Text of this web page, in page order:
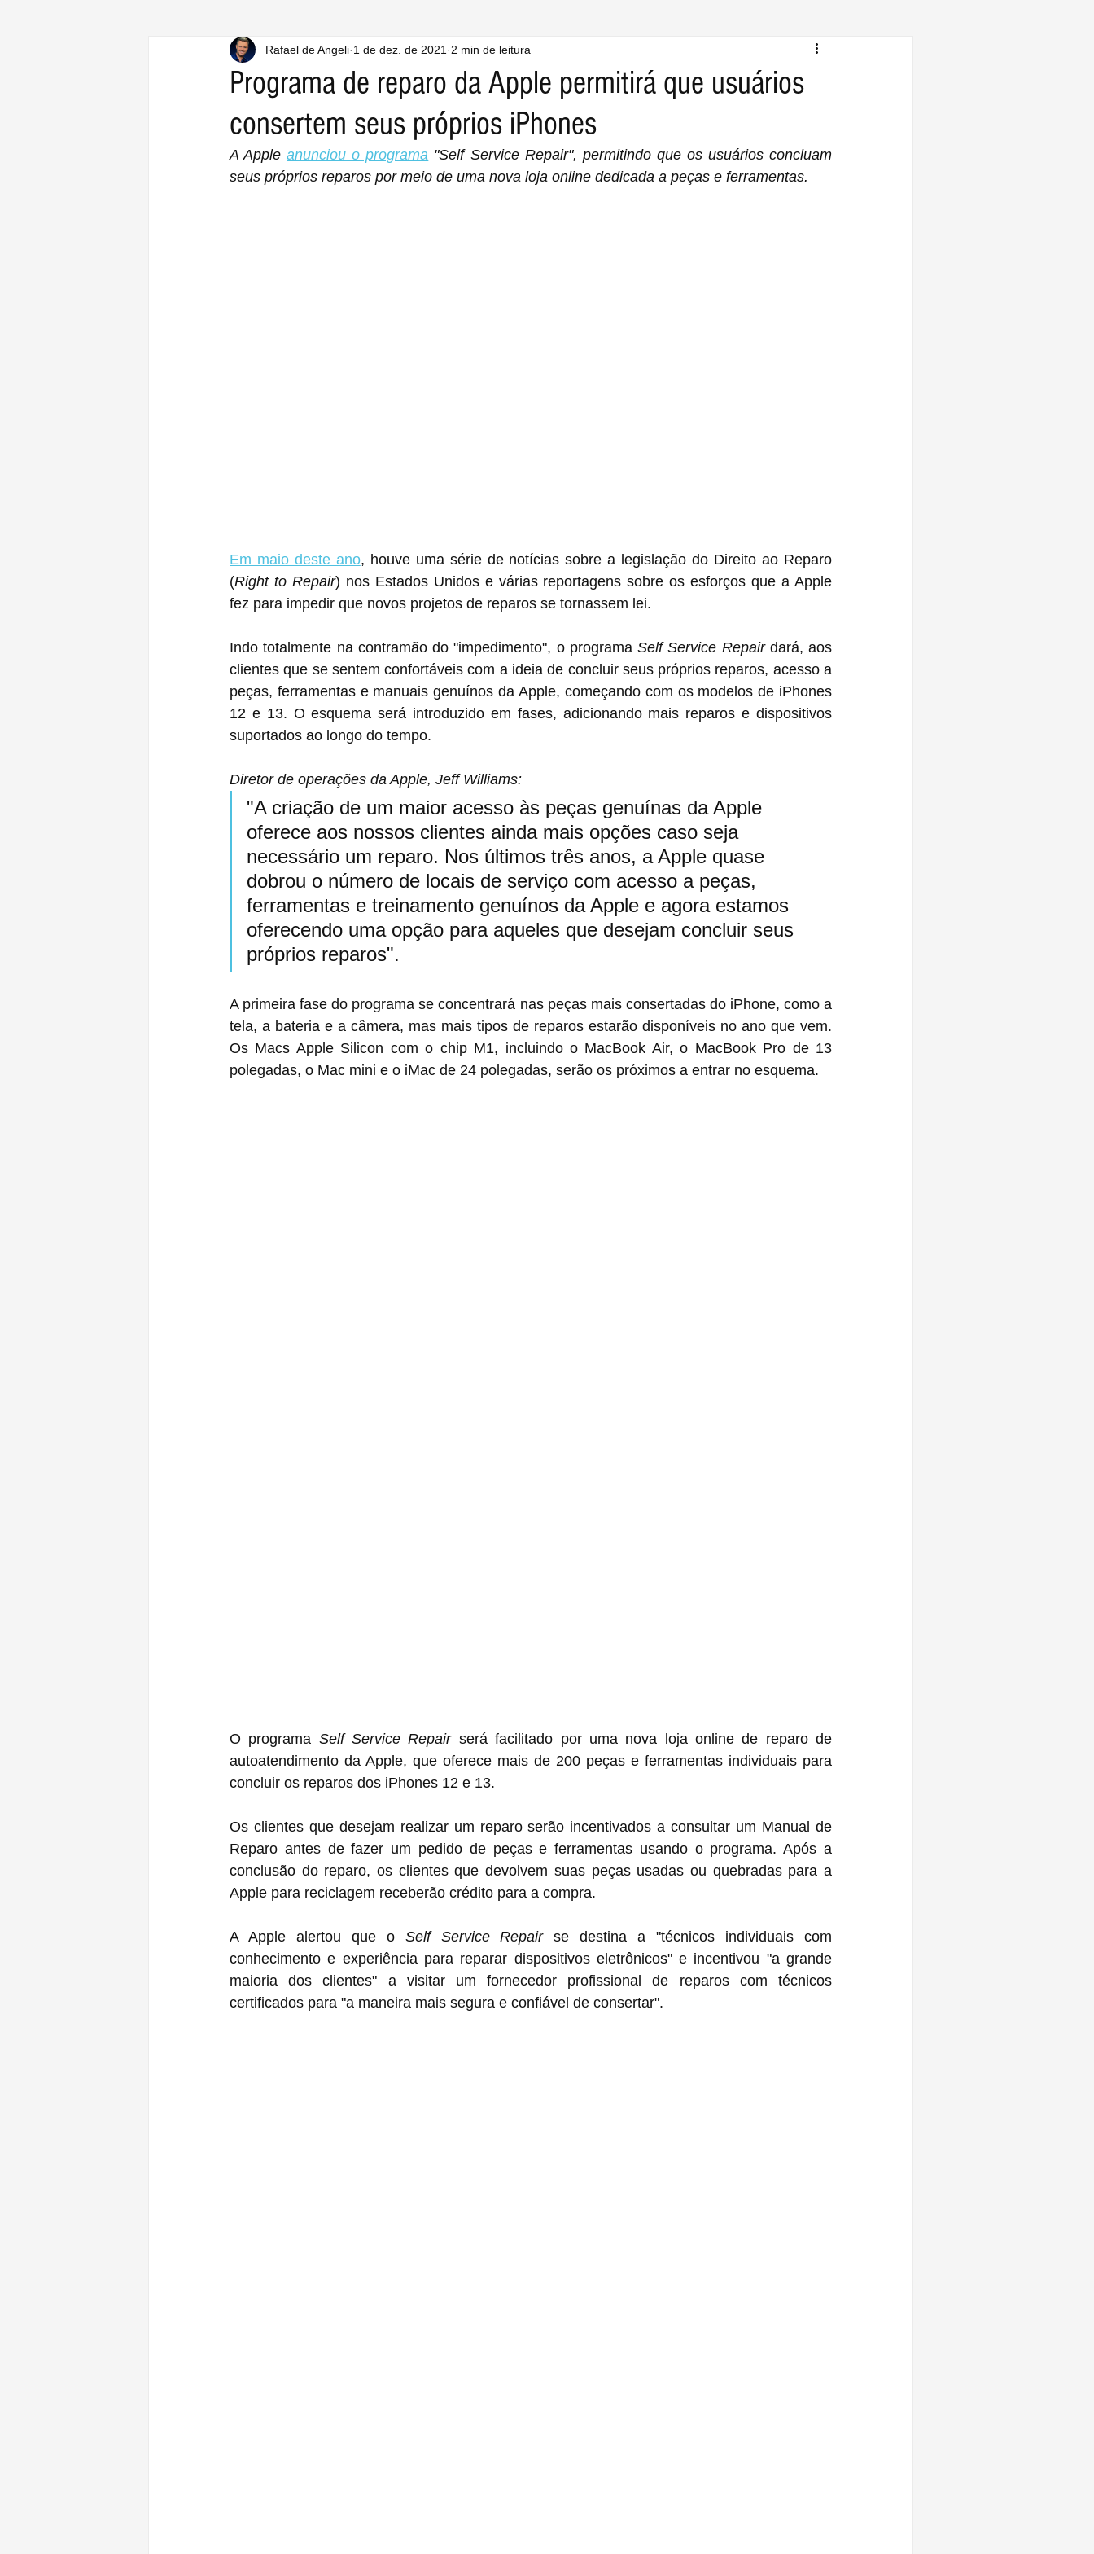
Programa de reparo da Apple permitirá que usuários
consertem seus próprios iPhones
Rafael de Angeli 1 de dez. de 2021 2 min de leitura
A Apple anunciou o programa "Self Service Repair", permitindo que os usuários concluam
seus próprios reparos por meio de uma nova loja online dedicada a peças e ferramentas.
Em maio deste ano, houve uma série de notícias sobre a legislação do Direito ao Reparo
(Right to Repair) nos Estados Unidos e várias reportagens sobre os esforços que a Apple
fez para impedir que novos projetos de reparos se tornassem lei.
Indo totalmente na contramão do "impedimento", o programa Self Service Repair dará, aos
clientes que se sentem confortáveis ​​com a ideia de concluir seus próprios reparos, acesso a
peças, ferramentas e manuais genuínos da Apple, começando com os modelos de iPhones
12 e 13. O esquema será introduzido em fases, adicionando mais reparos e dispositivos
suportados ao longo do tempo.
Diretor de operações da Apple, Jeff Williams:
"A criação de um maior acesso às peças genuínas da Apple
oferece aos nossos clientes ainda mais opções caso seja
necessário um reparo. Nos últimos três anos, a Apple quase
dobrou o número de locais de serviço com acesso a peças,
ferramentas e treinamento genuínos da Apple e agora estamos
oferecendo uma opção para aqueles que desejam concluir seus
próprios reparos".
A primeira fase do programa se concentrará nas peças mais consertadas do iPhone, como a
tela, a bateria e a câmera, mas mais tipos de reparos estarão disponíveis no ano que vem.
Os Macs Apple Silicon com o chip M1, incluindo o MacBook Air, o MacBook Pro de 13
polegadas, o Mac mini e o iMac de 24 polegadas, serão os próximos a entrar no esquema.
O programa Self Service Repair será facilitado por uma nova loja online de reparo de
autoatendimento da Apple, que oferece mais de 200 peças e ferramentas individuais para
concluir os reparos dos ‌iPhones 12‌ e ‌13‌.
Os clientes que desejam realizar um reparo serão incentivados a consultar um Manual de
Reparo antes de fazer um pedido de peças e ferramentas usando o programa. Após a
conclusão do reparo, os clientes que devolvem suas peças usadas ou quebradas para a
Apple para reciclagem receberão crédito para a compra.
A Apple alertou que o Self Service Repair se destina a "técnicos individuais com
conhecimento e experiência para reparar dispositivos eletrônicos" e incentivou "a grande
maioria dos clientes" a visitar um fornecedor profissional de reparos com técnicos
certificados para "a maneira mais segura e confiável de consertar".